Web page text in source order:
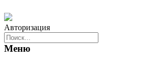
Авторизация
Меню